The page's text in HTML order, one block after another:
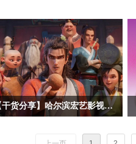
【干货分享】哈尔滨宏艺影视动画学校拆解暑期黑马《八仙！》幕后阵容！动画专业学子求职必看动画公司清单
多同学沉浸在八仙的奇幻故事、精良